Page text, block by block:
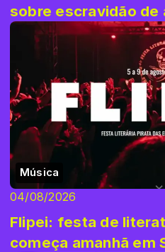
sobre escravidão de
Música
04/08/2026
Flipei: festa de
começa amanhã em